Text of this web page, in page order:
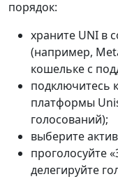
порядок:
храните UNI в
(например,
кошельке с
подключитесь
платформы
голосований);
выберите
проголосуйте
делегируйте